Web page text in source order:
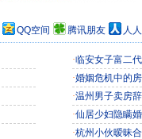
QQ空间 腾讯朋友 人
·临安女子富二
·婚姻危机中的
·温州男子卖房
·仙居少妇隐瞒
·杭州小伙暧昧